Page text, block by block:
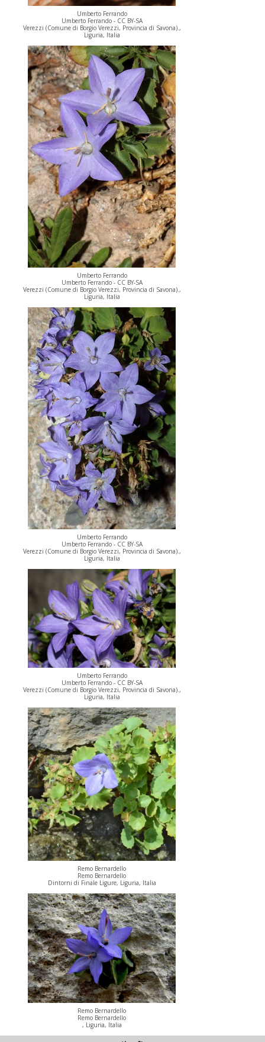
Umberto Ferrando
Umberto Ferrando - CC BY-SA
Verezzi (Comune di Borgio Verezzi, Provincia di Savona).,
Liguria, Italia
Umberto Ferrando
Umberto Ferrando - CC BY-SA
Verezzi (Comune di Borgio Verezzi, Provincia di Savona).,
Liguria, Italia
Umberto Ferrando
Umberto Ferrando - CC BY-SA
Verezzi (Comune di Borgio Verezzi, Provincia di Savona).,
Liguria, Italia
Umberto Ferrando
Umberto Ferrando - CC BY-SA
Verezzi (Comune di Borgio Verezzi, Provincia di Savona).,
Liguria, Italia
Remo Bernardello
Remo Bernardello
Dintorni di Finale Ligure, Liguria, Italia
Remo Bernardello
Remo Bernardello
, Liguria, Italia